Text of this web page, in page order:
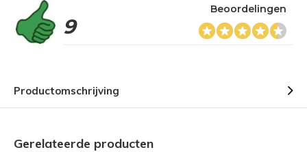
9
Beoordelingen
Productomschrijving
Gerelateerde producten